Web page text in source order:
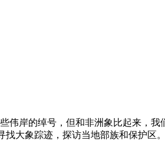
伟岸的绰号，但和非洲象比起来，
大象踪迹，探访当地部族和保护区